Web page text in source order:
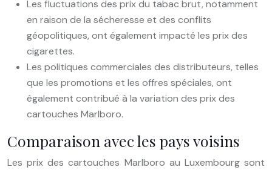
Les fluctuations des prix du tabac brut, notamment
en raison de la sécheresse et des conflits
géopolitiques, ont également impacté les prix des
cigarettes.
Les politiques commerciales des distributeurs, telles
que les promotions et les offres spéciales, ont
également contribué à la variation des prix des
cartouches Marlboro.
Comparaison avec les pays voisins
Les prix des cartouches Marlboro au Luxembourg sont